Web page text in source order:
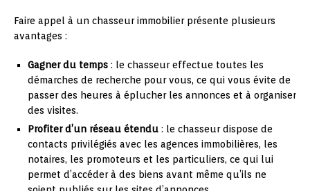
Faire appel à un chasseur immobilier présente plusieurs
avantages :
Gagner du temps : le chasseur effectue toutes les
démarches de recherche pour vous, ce qui vous évite de
passer des heures à éplucher les annonces et à organiser
des visites.
Profiter d’un réseau étendu : le chasseur dispose de
contacts privilégiés avec les agences immobilières, les
notaires, les promoteurs et les particuliers, ce qui lui
permet d’accéder à des biens avant même qu’ils ne